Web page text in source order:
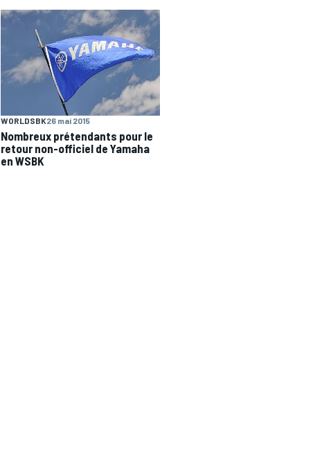
WORLDSBK26 mai 2015
Nombreux prétendants pour le
retour non-officiel de Yamaha
en WSBK